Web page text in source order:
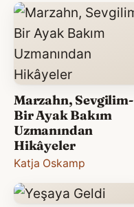
Marzahn, Sevgilim-
Bir Ayak Bakım
Uzmanından
Hikâyeler
Katja Oskamp